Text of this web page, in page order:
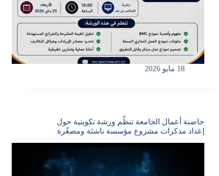
18 مايو 2026
حاضنة أعمال الجامعة تنظّم ورشة تكوينية حول
إعداد مذكرات مشروع مؤسسة ناشئة ومصغّرة